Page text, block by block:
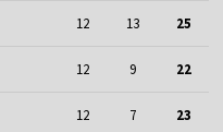
12 13 25
12 9 22
12 7 23